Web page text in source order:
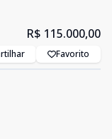
R$ 115.000,00
Favorito